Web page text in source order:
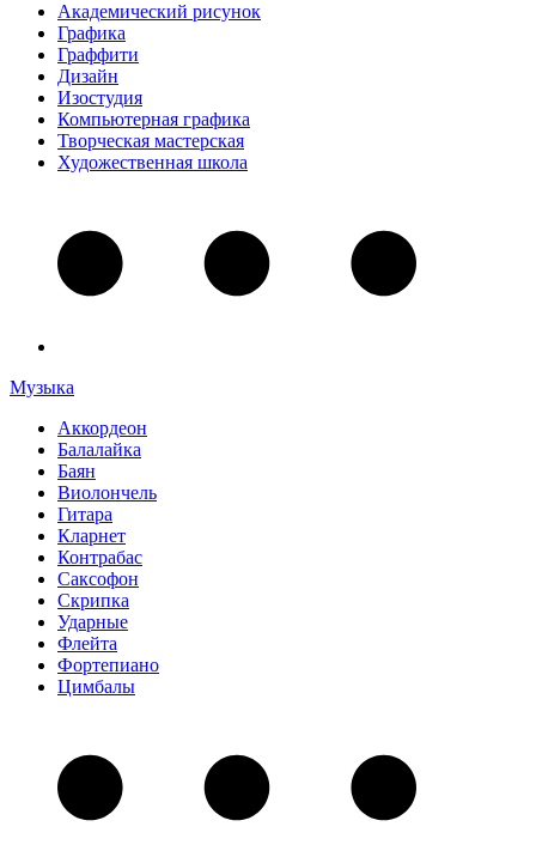
Академический рисунок
Графика
Граффити
Дизайн
Изостудия
Компьютерная графика
Творческая мастерская
Художественная школа
Музыка
Аккордеон
Балалайка
Баян
Виолончель
Гитара
Кларнет
Контрабас
Саксофон
Скрипка
Ударные
Флейта
Фортепиано
Цимбалы